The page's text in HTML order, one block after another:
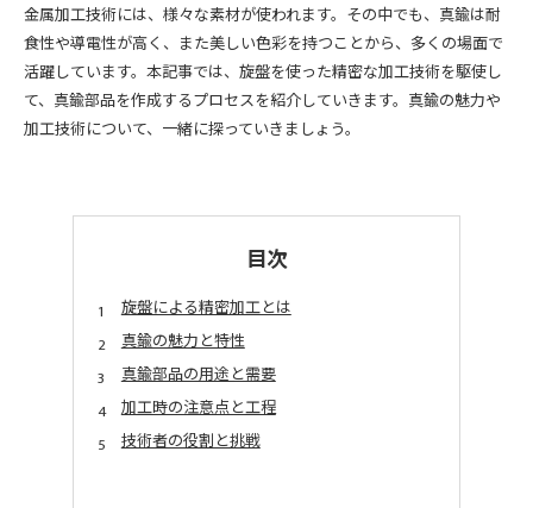
金属加工技術には、様々な素材が使われます。その中でも、真鍮は耐
食性や導電性が高く、また美しい色彩を持つことから、多くの場面で
活躍しています。本記事では、旋盤を使った精密な加工技術を駆使し
て、真鍮部品を作成するプロセスを紹介していきます。真鍮の魅力や
加工技術について、一緒に探っていきましょう。
目次
旋盤による精密加工とは
真鍮の魅力と特性
真鍮部品の用途と需要
加工時の注意点と工程
技術者の役割と挑戦